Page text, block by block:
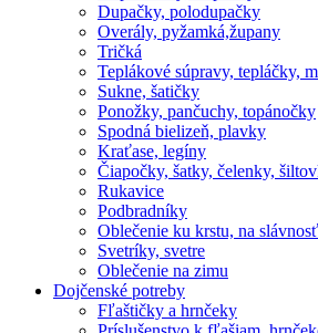
Dupačky, polodupačky
Overály, pyžamká,župany
Tričká
Teplákové súpravy, tepláčky,
Sukne, šatičky
Ponožky, pančuchy, topánočky
Spodná bielizeň, plavky
Kraťase, legíny
Čiapočky, šatky, čelenky,
Rukavice
Podbradníky
Oblečenie ku krstu, na slávnosť
Svetríky, svetre
Oblečenie na zimu
Dojčenské potreby
Fľaštičky a hrnčeky